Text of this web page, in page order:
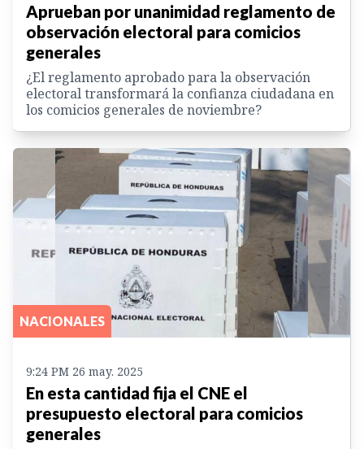
Aprueban por unanimidad reglamento de
observación electoral para comicios
generales
¿El reglamento aprobado para la observación
electoral transformará la confianza ciudadana en
los comicios generales de noviembre?
NACIONALES
9:24 PM 26 may. 2025
En esta cantidad fija el CNE el
presupuesto electoral para comicios
generales